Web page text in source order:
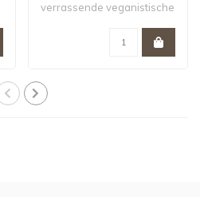
verrassende veganistische
en vegetarische ov..